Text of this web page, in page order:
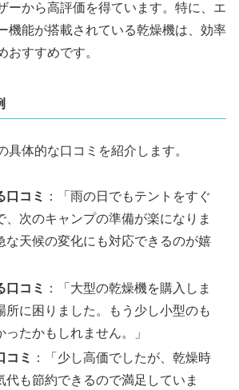
ーから高評価を得ています。特に、エ
機能が搭載されている乾燥機は、効率
おすすめです。
具体的な口コミを紹介します。
口コミ
：「雨の日でもテントをすぐ
、次のキャンプの準備が楽になりま
な天候の変化にも対応できるのが嬉
口コミ
：「大型の乾燥機を購入しま
所に困りました。もう少し小型のも
たかもしれません。」
コミ
：「少し高価でしたが、乾燥時
代も節約できるので満足していま